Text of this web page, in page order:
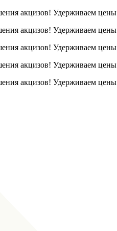
акцизов! Удерживаем цены
акцизов! Удерживаем цены
акцизов! Удерживаем цены
акцизов! Удерживаем цены
акцизов! Удерживаем цены